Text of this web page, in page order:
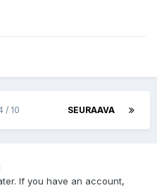
SEURAAVA
/ 10
If you have an account,